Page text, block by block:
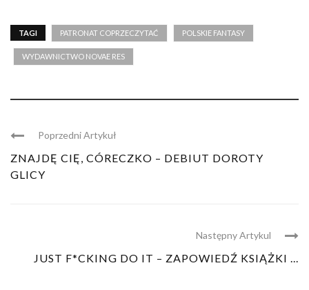
TAGI PATRONAT COPRZECZYTAĆ POLSKIE FANTASY
WYDAWNICTWO NOVAE RES
Poprzedni Artykuł
ZNAJDĘ CIĘ, CÓRECZKO – DEBIUT DOROTY
GLICY
Następny Artykul
JUST F*CKING DO IT – ZAPOWIEDŹ KSIĄŻKI ...